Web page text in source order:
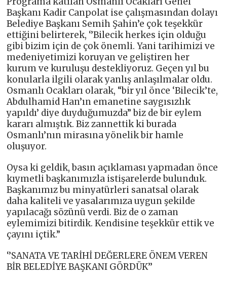
Başkanı Kadir Canpolat ise çalışmasından dolayı
Belediye Başkanı Semih Şahin’e çok teşekkür
ettiğini belirterek, ‘’Bilecik herkes için olduğu
gibi bizim için de çok önemli. Yani tarihimizi ve
medeniyetimizi koruyan ve geliştiren her
kurum ve kuruluşu destekliyoruz. Geçen yıl bu
konularla ilgili olarak yanlış anlaşılmalar oldu.
Osmanlı Ocakları olarak, “bir yıl önce ‘Bilecik’te,
Abdulhamid Han’ın emanetine saygısızlık
yapıldı’ diye duyduğumuzda” biz de bir eylem
kararı almıştık. Biz zannettik ki burada
Osmanlı’nın mirasına yönelik bir hamle
oluşuyor.
Oysa ki geldik, basın açıklaması yapmadan önce
kıymetli başkanımızla istişarelerde bulunduk.
Başkanımız bu minyatürleri sanatsal olarak
daha kaliteli ve yasalarımıza uygun şekilde
yapılacağı sözünü verdi. Biz de o zaman
eylemimizi bitirdik. Kendisine teşekkür ettik ve
çayını içtik.”
‘’SANATA VE TARİHİ DEĞERLERE ÖNEM VEREN
BİR BELEDİYE BAŞKANI GÖRDÜK’’